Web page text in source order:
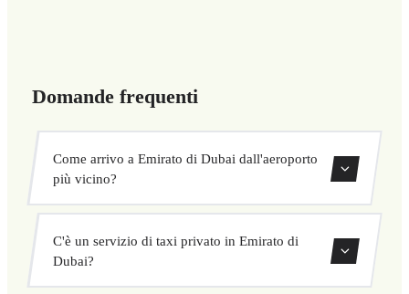
Domande frequenti
Come arrivo a Emirato di Dubai dall'aeroporto
più vicino?
Emirato di Dubai. Usa il nostro modulo di prenotazione
C'è un servizio di taxi privato in Emirato di
Dubai?